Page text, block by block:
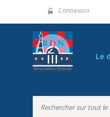
Connexion
Le